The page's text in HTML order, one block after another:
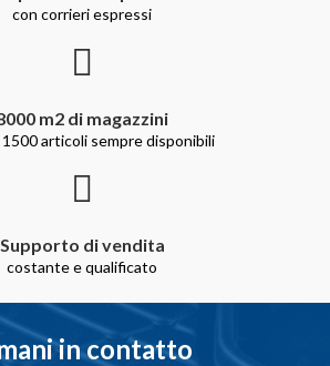
con corrieri espressi
m2 di magazzini
1500 articoli sempre disponibili
Supporto di vendita
costante e qualificato
in contatto